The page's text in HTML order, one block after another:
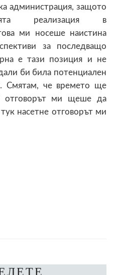
администрация, защото
реализация в
ми носеше наистина
за последващо
е тази позиция и не
би била потенциален
Смятам, че времето ще
отговорът ми щеше да
насетне отговорът ми